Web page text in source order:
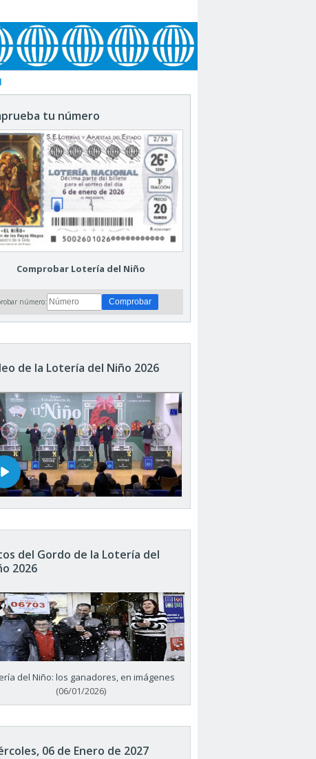
tu número
Comprobar Lotería del Niño
número:
de la Lotería del Niño 2026
del Gordo de la Lotería del
2026
del Niño: los ganadores, en imágenes
(06/01/2026)
06 de Enero de 2027